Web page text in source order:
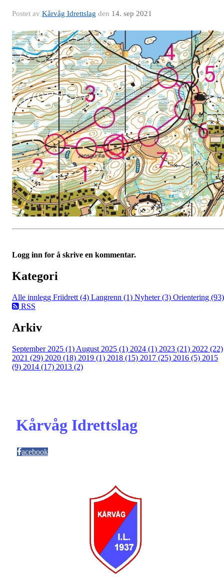
Postet av Kårvåg Idrettslag den 14. sep 2021
Logg inn for å skrive en kommentar.
Kategori
Alle innlegg Friidrett (4) Langrenn (1) Nyheter (3) Orientering (93)
RSS
Arkiv
September 2025 (1) August 2025 (1) 2024 (1) 2023 (21) 2022 (22)
2021 (29) 2020 (18) 2019 (1) 2018 (15) 2017 (25) 2016 (5) 2015
(9) 2014 (17) 2013 (2)
Kårvåg Idrettslag
acebook